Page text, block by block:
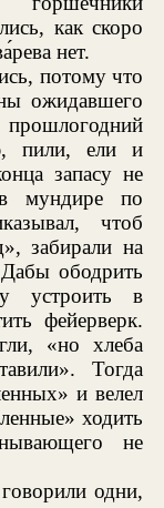
как скоро
нет.
потому что
ожидавшего
пили, ели и
запасу не
в мундире по
чтоб
забирали на
ободрить
устроить в
фейерверк.
«но хлеба
Тогда
и велел
ходить
не
одни,